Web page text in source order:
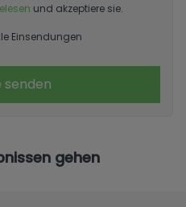
und akzeptiere sie.
Einsendungen
senden
gehen